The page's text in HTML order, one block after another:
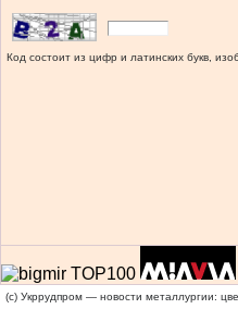
Код состоит из цифр и латинских букв,
(c) Укррудпром — новости металлургии: